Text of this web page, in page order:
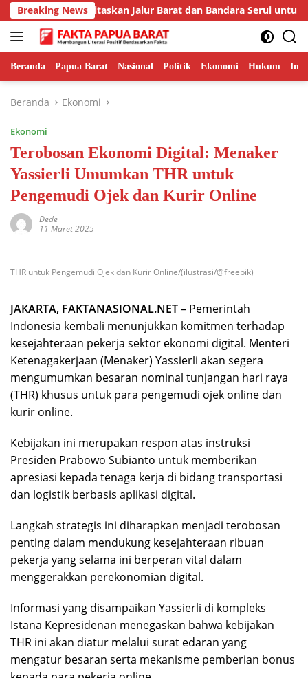
Langsung
ke
konten
Breaking News
Fakhiri Prioritaskan Jalur Barat dan Bandara Serui untuk
Beranda Papua Barat Nasional Politik Ekonomi Hukum
Beranda Ekonomi
Ekonomi
Terobosan Ekonomi Digital: Menaker
Yassierli Umumkan THR untuk
Pengemudi Ojek dan Kurir Online
Dede
11 Maret 2025
THR untuk Pengemudi Ojek dan Kurir Online/(ilustrasi/@freepik)
JAKARTA, FAKTANASIONAL.NET– Pemerintah
Indonesia kembali menunjukkan komitmen terhadap
kesejahteraan pekerja sektor ekonomi digital. Menteri
Ketenagakerjaan (Menaker) Yassierli akan segera
mengumumkan besaran nominal tunjangan hari raya
(THR) khusus untuk para pengemudi ojek online dan
kurir online.
Kebijakan ini merupakan respon atas instruksi
Presiden Prabowo Subianto untuk memberikan
apresiasi kepada tenaga kerja di bidang transportasi
dan logistik berbasis aplikasi digital.
Langkah strategis ini diharapkan menjadi terobosan
penting dalam mendukung kesejahteraan ribuan
pekerja yang selama ini berperan vital dalam
menggerakkan perekonomian digital.
Informasi yang disampaikan Yassierli di kompleks
Istana Kepresidenan menegaskan bahwa kebijakan
THR ini akan diatur melalui surat edaran yang
mengatur besaran serta mekanisme pemberian bonus